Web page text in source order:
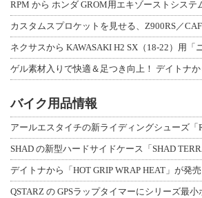
ネクサスから KAWASAKI H2 SX（18-22）用「
バイク用品情報
SHAD の新型ハードサイドケース「SHAD
デイトナから「HOT GRIP WRAP HEAT」が発
QSTARZ の GPSラップタイマーにシリーズ最